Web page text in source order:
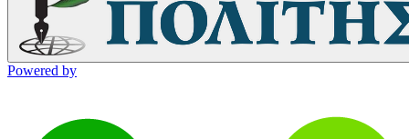
Powered by